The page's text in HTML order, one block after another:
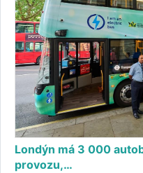
Londýn má 3 000
provozu,…